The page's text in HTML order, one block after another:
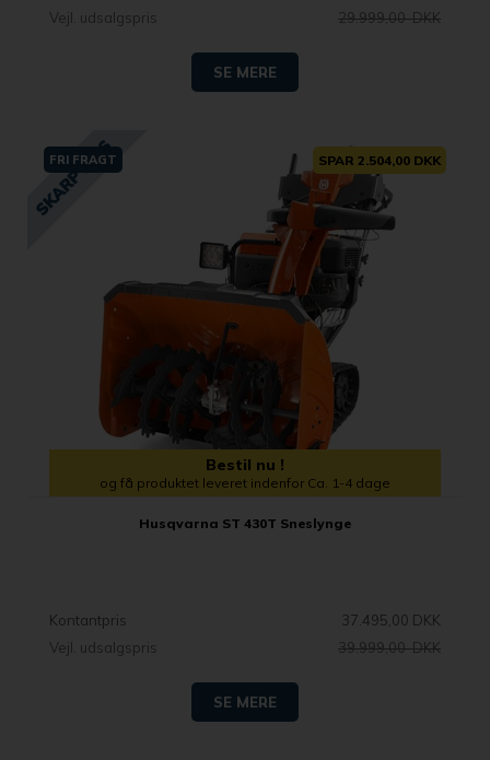
Vejl. udsalgspris
29.999,00 DKK
SE MERE
FRI FRAGT SPAR 2.504,00 DKK
Bestil nu !
og få produktet leveret indenfor Ca. 1-4 dage
Husqvarna ST 430T Sneslynge
Kontantpris
37.495,00 DKK
Vejl. udsalgspris
39.999,00 DKK
SE MERE